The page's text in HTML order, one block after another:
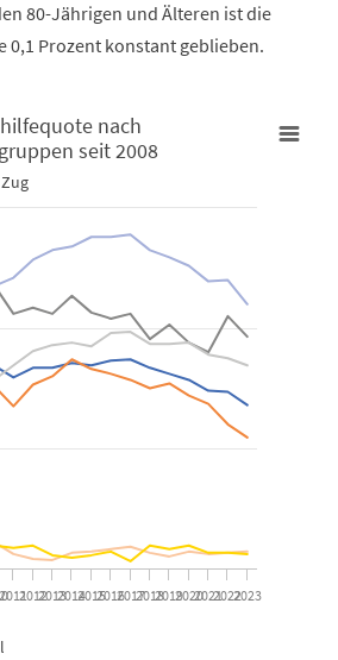
80-Jährigen und Älteren ist die
0,1 Prozent konstant geblieben.
seit 2008
Sozialhilfequote nach Altersgruppen
categories.
displaying Prozent. Data ranges from 0.06
nach
seit 2008
2011201220132014201520162017201820192020202120222023